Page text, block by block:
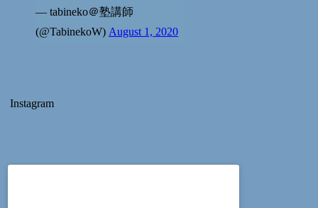
— tabineko＠塾講師
(@TabinekoW) August 1, 2020
Instagram